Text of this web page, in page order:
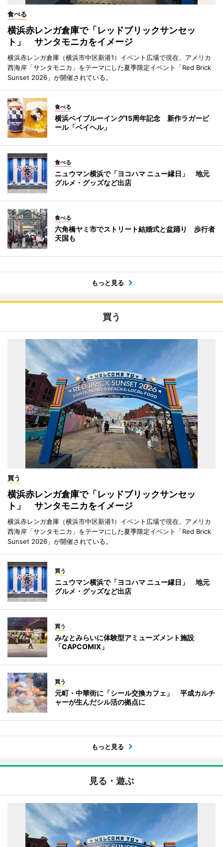
食べる
横浜赤レンガ倉庫で「レッドブリックサンセッ
ト」 サンタモニカをイメージ
横浜赤レンガ倉庫（横浜市中区新港1）イベント広場で現在、アメリカ
西海岸「サンタモニカ」をテーマにした夏季限定イベント「Red Brick
Sunset 2026」が開催されている。
食べる
横浜ベイブルーイング15周年記念 新作ラガービ
ール「ベイヘル」
食べる
ニュウマン横浜で「ヨコハマ ニュー縁日」 地元
グルメ・グッズなど出店
食べる
六角橋ヤミ市でストリート結婚式と盆踊り 歩行者
天国も
もっと見る
買う
買う
横浜赤レンガ倉庫で「レッドブリックサンセッ
ト」 サンタモニカをイメージ
横浜赤レンガ倉庫（横浜市中区新港1）イベント広場で現在、アメリカ
西海岸「サンタモニカ」をテーマにした夏季限定イベント「Red Brick
Sunset 2026」が開催されている。
買う
ニュウマン横浜で「ヨコハマ ニュー縁日」 地元
グルメ・グッズなど出店
買う
みなとみらいに体験型アミューズメント施設
「CAPCOMIX」
買う
元町・中華街に「シール交換カフェ」 平成カルチ
ャーが生んだシル活の拠点に
もっと見る
見る・遊ぶ